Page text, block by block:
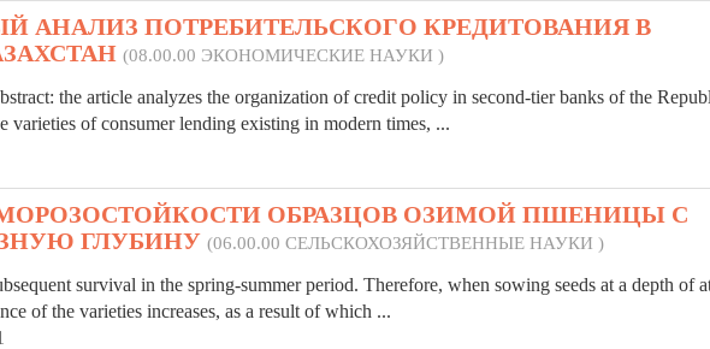
АНАЛИЗ ПОТРЕБИТЕЛЬСКОГО КРЕДИТОВАНИЯ В
(08.00.00 ЭКОНОМИЧЕСКИЕ НАУКИ )
the article analyzes the organization of credit policy in second-tier banks of the
varieties of consumer lending existing in modern times, ...
ОБРАЗЦОВ ОЗИМОЙ ПШЕНИЦЫ С
ГЛУБИНУ (06.00.00 СЕЛЬСКОХОЗЯЙСТВЕННЫЕ НАУКИ )
survival in the spring-summer period. Therefore, when sowing seeds at a depth of
of the varieties increases, as a result of which ...